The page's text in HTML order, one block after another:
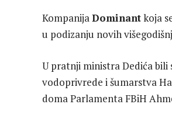
KompanijaDominantkoja
u podizanju novih
U pratnji ministra Dedića
vodoprivrede i šumarstva
doma Parlamenta FBiH